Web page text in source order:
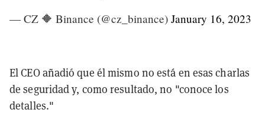
— CZ 🔶 Binance (@cz_binance) January 16, 2023
El CEO añadió que él mismo no está en esas charlas
de seguridad y, como resultado, no "conoce los
detalles."